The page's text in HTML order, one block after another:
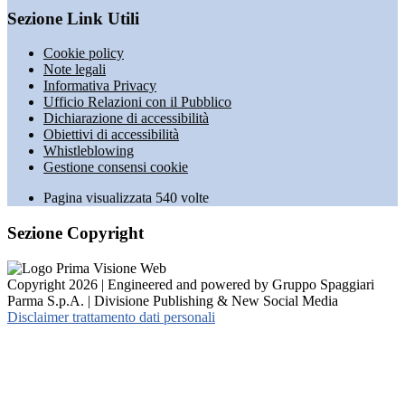
Sezione Link Utili
Cookie policy
Note legali
Informativa Privacy
Ufficio Relazioni con il Pubblico
Dichiarazione di accessibilità
Obiettivi di accessibilità
Whistleblowing
Gestione consensi cookie
Pagina visualizzata 540 volte
Sezione Copyright
Copyright 2026 | Engineered and powered by Gruppo Spaggiari
Parma S.p.A. | Divisione Publishing & New Social Media
Disclaimer trattamento dati personali